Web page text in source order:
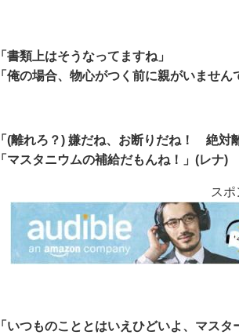
「書類上はそうなってますね」
「俺の場合、物心がつく前に親がいませ
「(離れろ？) 嫌だね、お断りだね！ 絶対
「マスタニウムの補給だもんね！」(レナ)
スポ
「いつものこととはいえひどいよ、マスタ